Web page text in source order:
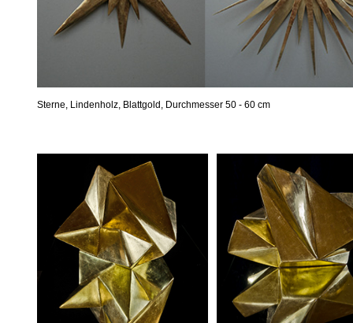
Sterne, Lindenholz, Blattgold, Durchmesser 50 - 60 cm